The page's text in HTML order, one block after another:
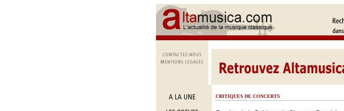
CRITIQUES DE CONCERTS